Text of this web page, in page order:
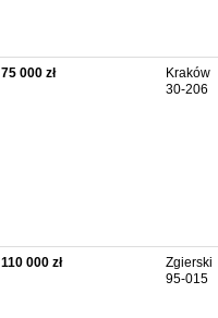
75 000 zł
Kraków
30-206
110 000 zł
Zgierski
95-015